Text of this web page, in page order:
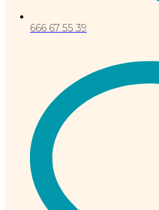
666 67 55 39